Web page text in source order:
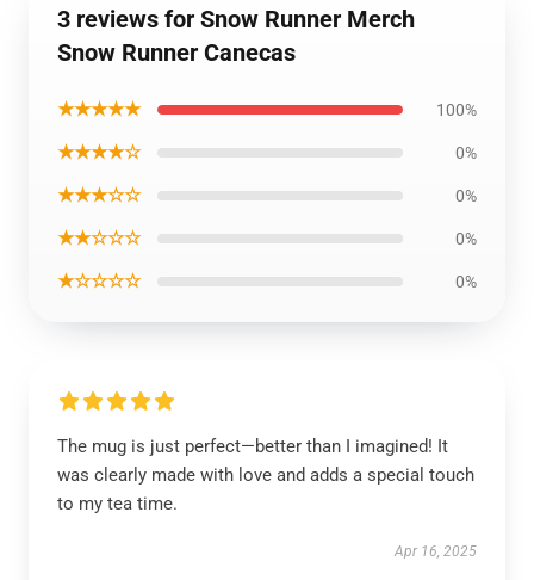
3 reviews for Snow Runner Merch
Snow Runner Canecas
★★★★★ 100%
★★★★☆ 0%
★★★☆☆ 0%
★★☆☆☆ 0%
★☆☆☆☆ 0%
The mug is just perfect—better than I imagined! It
was clearly made with love and adds a special touch
to my tea time.
Apr 16, 2025